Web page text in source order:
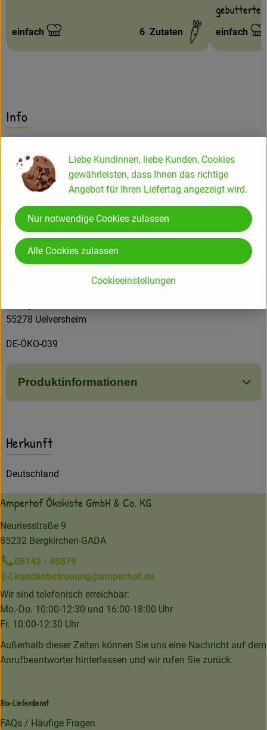
Schwierigkeit:
einfach 6 Zutaten einfach
Info
Alkoholgehalt: 12,5%Vol.
Rheinhessen - Qualtitätswein - Trockener Weißwein - zartes
Aroma von weißen Früchten, frisch, fruchtig, leicht. Ein
sortentypischer Weißwein aus Rheinhessen.
Passt hervorragend gerade zu deftigeren Spargelgerichten
55278 Uelversheim
DE-ÖKO-039
Produktinformationen
Herkunft
Deutschland
Amperhof Ökokiste GmbH & Co. KG
Neuriesstraße 9
85232 Bergkirchen-GADA
08142 - 40879
kundenbetreuung@amperhof.de
Wir sind telefonisch erreichbar:
Mo.-Do. 10:00-12:30 und 16:00-18:00 Uhr
Fr. 10:00-12:30 Uhr
Außerhalb dieser Zeiten können Sie uns eine Nachricht auf dem
Anrufbeantworter hinterlassen und wir rufen Sie zurück.
Bio-Lieferdienst
FAQs / Häufige Fragen
Liebe Kundinnen, liebe Kunden, Cookies
gewährleisten, dass Ihnen das richtige
Angebot für Ihren Liefertag angezeigt wird.
Cookieeinstellungen
Nur notwendige Cookies zulassen
Alle Cookies zulassen